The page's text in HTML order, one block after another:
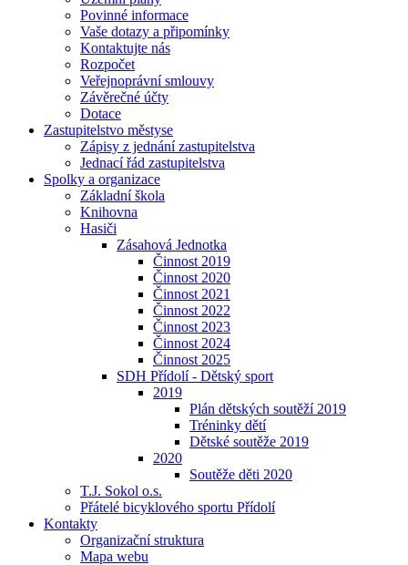
Povinné informace
Vaše dotazy a připomínky
Kontaktujte nás
Rozpočet
Veřejnoprávní smlouvy
Závěrečné účty
Dotace
Zastupitelstvo městyse
Zápisy z jednání zastupitelstva
Jednací řád zastupitelstva
Spolky a organizace
Základní škola
Knihovna
Hasiči
Zásahová Jednotka
Činnost 2019
Činnost 2020
Činnost 2021
Činnost 2022
Činnost 2023
Činnost 2024
Činnost 2025
SDH Přídolí - Dětský sport
2019
Plán dětských soutěží 2019
Tréninky dětí
Dětské soutěže 2019
2020
Soutěže děti 2020
T.J. Sokol o.s.
Přátelé bicyklového sportu Přídolí
Kontakty
Organizační struktura
Mapa webu